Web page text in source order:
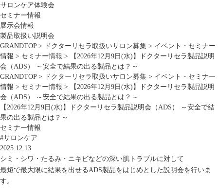
サロンケア体験会
セミナー情報
展示会情報
製品取扱い説明会
GRANDTOP> ドクターリセラ取扱いサロン募集 > イベント・セミナー
情報 > セミナー情報 >
【2026年12月9日(水)】ドクターリセラ製品説明
会（ADS） ～安全で結果の出る製品とは？～
GRANDTOP> ドクターリセラ取扱いサロン募集 > イベント・セミナー
情報 > セミナー情報 >
【2026年12月9日(水)】ドクターリセラ製品説明
会（ADS） ～安全で結果の出る製品とは？～
【2026年12月9日(水)】ドクターリセラ製品説明会（ADS） ～安全で結
果の出る製品とは？～
セミナー情報
#サロンケア
2025.12.13
シミ・シワ・たるみ・ニキビなどの深い肌トラブルに対して
最短で最大限に結果を出せるADS製品をはじめとした説明会を行いま
す。